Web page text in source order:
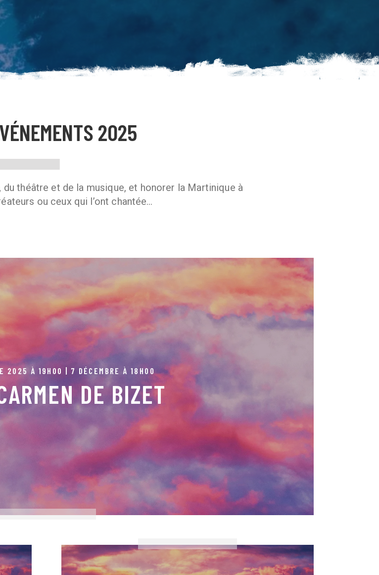
2025
théâtre et de la musique, et honorer la Martinique à
ou ceux qui l’ont chantée…
2025 À 19H00 | 7 DÉCEMBRE À 18H00
DE BIZET
Ruines du théâtre de Saint-Pierre
Don José | Livia Louis Joseph Dogué, Micaela | Alban Legos, Escamillo |
Turinay, Mercedes | Coretta Moueza Jean-Alexis, Hermencia | Alex
| Fabrice di Falco, conteur | Richard Martet, Bizet | Julien Leleu, mise en
scène